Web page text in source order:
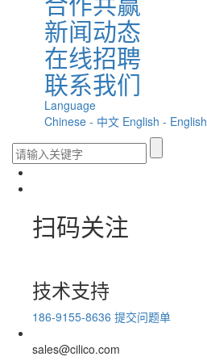
新闻动态
在线招聘
联系我们
Language
Chinese - 中文 English - English
扫码关注
技术支持
186-9155-8636 提交问题单
sales@cilico.com